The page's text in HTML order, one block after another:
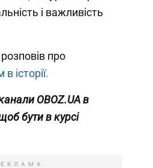
і важливість
про
історії.
OBOZ.UA в
бути в курсі